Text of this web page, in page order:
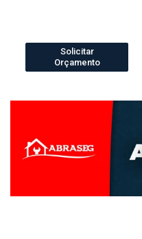
Solicitar
Orçamento